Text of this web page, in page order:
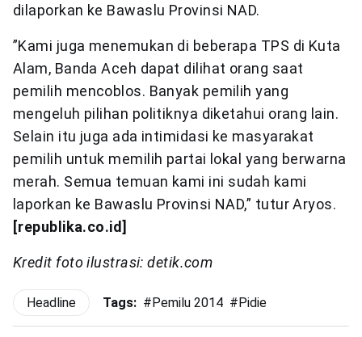
dilaporkan ke Bawaslu Provinsi NAD.
”Kami juga menemukan di beberapa TPS di Kuta
Alam, Banda Aceh dapat dilihat orang saat
pemilih mencoblos. Banyak pemilih yang
mengeluh pilihan politiknya diketahui orang lain.
Selain itu juga ada intimidasi ke masyarakat
pemilih untuk memilih partai lokal yang berwarna
merah. Semua temuan kami ini sudah kami
laporkan ke Bawaslu Provinsi NAD,” tutur Aryos.
[republika.co.id]
Kredit foto ilustrasi: detik.com
Headline Tags: # Pemilu 2014 # Pidie